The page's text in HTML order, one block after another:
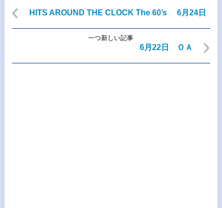
HITS AROUND THE CLOCK The 60’s 6月24日
一つ新しい記事
6月22日 ＯＡ